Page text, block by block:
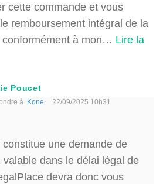
cette commande et vous
remboursement intégral de la
à mon… Lire la
Poucet
à Kone 22/09/2025 10h31
constitue une demande de
valable dans le délai légal de
devra donc vous